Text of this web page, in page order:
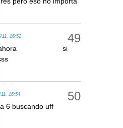
11, 16:52
si
11, 16:54
6 buscando uff